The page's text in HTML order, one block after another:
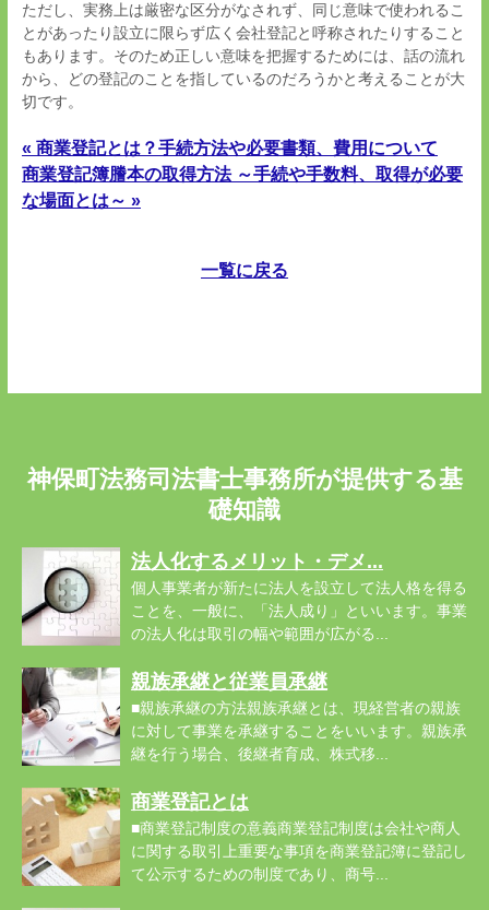
ただし、実務上は厳密な区分がなされず、同じ意味で使われるこ
とがあったり設立に限らず広く会社登記と呼称されたりすること
もあります。そのため正しい意味を把握するためには、話の流れ
から、どの登記のことを指しているのだろうかと考えることが大
切です。
« 商業登記とは？手続方法や必要書類、費用について
商業登記簿謄本の取得方法 ～手続や手数料、取得が必要
な場面とは～ »
一覧に戻る
神保町法務司法書士事務所が提供する基
礎知識
法人化するメリット・デメ...
個人事業者が新たに法人を設立して法人格を得る
ことを、一般に、「法人成り」といいます。事業
の法人化は取引の幅や範囲が広がる...
親族承継と従業員承継
■親族承継の方法親族承継とは、現経営者の親族
に対して事業を承継することをいいます。親族承
継を行う場合、後継者育成、株式移...
商業登記とは
■商業登記制度の意義商業登記制度は会社や商人
に関する取引上重要な事項を商業登記簿に登記し
て公示するための制度であり、商号...